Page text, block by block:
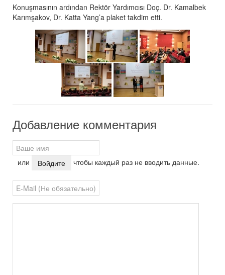
Konuşmasının ardından Rektör Yardımcısı Doç. Dr. Kamalbek
Karımşakov, Dr. Katta Yang’a plaket takdim etti.
Добавление комментария
или Войдите чтобы каждый раз не вводить данные.